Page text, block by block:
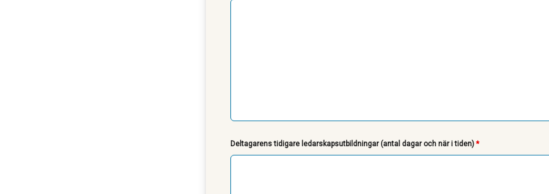
Deltagarens tidigare ledarskapsutbildningar (antal dagar och när i tiden) *